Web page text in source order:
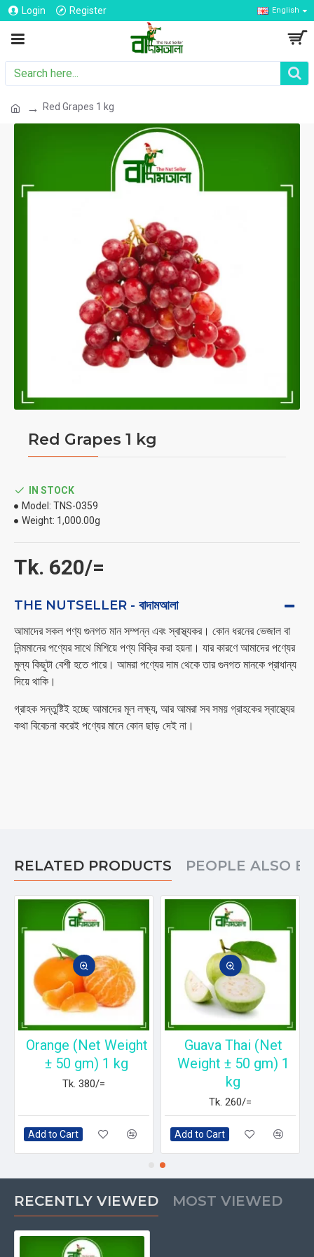
Login Register English
Red Grapes 1 kg
Red Grapes 1 kg
Tk. 620/=
IN STOCK
Model: TNS-0359
Weight: 1,000.00g
THE NUTSELLER - বাদামআলা
আমাদের সকল পণ্য গুনগত মান সম্পন্ন এবং স্বাস্থ্যকর। কোন ধরনের ভেজাল বা
নিন্মমানের পণ্যের সাথে মিশিয়ে পণ্য বিক্রি করা হয়না। যার কারণে আমাদের পণ্যের
মুল্য কিছুটা বেশী হতে পারে। আমরা পণ্যের দাম থেকে তার গুনগত মানকে প্রাধান্য
দিয়ে থাকি।
গ্রাহক সন্তুষ্টিই হচ্ছে আমাদের মূল লক্ষ্য, আর আমরা সব সময় গ্রাহকের স্বাস্থ্যের
কথা বিবেচনা করেই পণ্যের মানে কোন ছাড় দেই না।
RELATED PRODUCTS PEOPLE ALSO
Orange (Net Weight
± 50 gm) 1 kg
Tk. 380/=
Add to Cart
Guava Thai (Net
Weight ± 50 gm) 1
kg
Tk. 260/=
Add to Cart
RECENTLY VIEWED MOST VIEWED